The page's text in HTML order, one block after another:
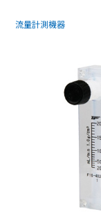
流量計測機器